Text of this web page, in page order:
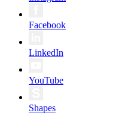
Facebook
LinkedIn
YouTube
Shapes